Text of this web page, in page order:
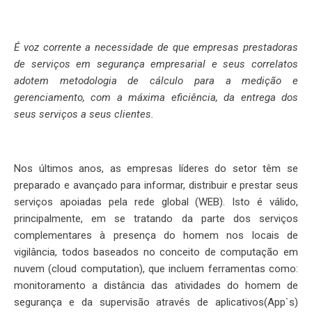
É voz corrente a necessidade de que empresas prestadoras
de serviços em segurança empresarial e seus correlatos
adotem metodologia de cálculo para a medição e
gerenciamento, com a máxima eficiência, da entrega dos
seus serviços a seus clientes.
Nos últimos anos, as empresas líderes do setor têm se
preparado e avançado para informar, distribuir e prestar seus
serviços apoiadas pela rede global (WEB). Isto é válido,
principalmente, em se tratando da parte dos serviços
complementares à presença do homem nos locais de
vigilância, todos baseados no conceito de computação em
nuvem (cloud computation), que incluem ferramentas como:
monitoramento a distância das atividades do homem de
segurança e da supervisão através de aplicativos(App`s)